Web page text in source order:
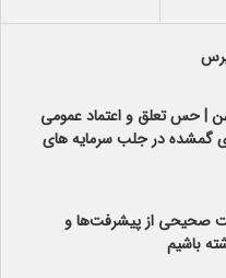
| حس تعلق و اعتماد عمومی
گمشده در جلب سرمایه های
صحیحی از پیشرفت‌ها و
باشیم